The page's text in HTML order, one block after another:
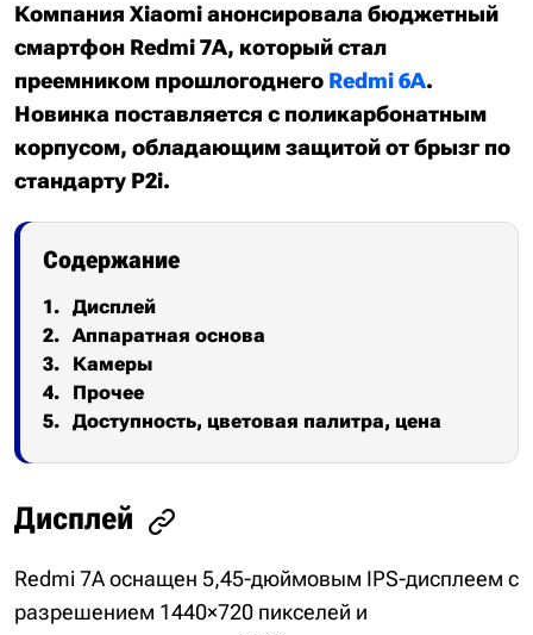
Компания Xiaomi анонсировала бюджетный
смартфон Redmi 7A, который стал
преемником прошлогоднего Redmi 6A.
Новинка поставляется с поликарбонатным
корпусом, обладающим защитой от брызг по
стандарту P2i.
Содержание
Дисплей
Аппаратная основа
Камеры
Прочее
Доступность, цветовая палитра, цена
Дисплей
Redmi 7A оснащен 5,45-дюймовым IPS-дисплеем с
разрешением 1440×720 пикселей и